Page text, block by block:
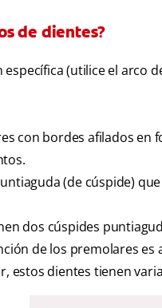
de dientes?
(utilice el arco
con bordes afilados en
(de cúspide)
dos cúspides
de los premolares es
estos dientes tienen